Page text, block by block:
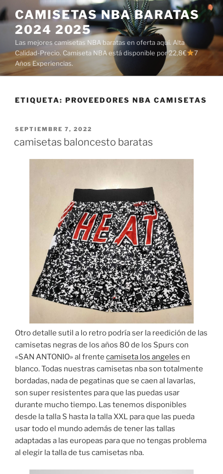
Saltar
al
contenido
CAMISETAS NBA BARATAS
2024 2025
Las mejores camisetas NBA baratas en oferta aquí. Alta
Calidad-Precio. Camiseta NBA está disponible por 22,8€
7
Años Experiencias.
ETIQUETA: PROVEEDORES NBA CAMISETAS
PUBLICADO
SEPTIEMBRE 7, 2022
camisetas baloncesto baratas
Otro detalle sutil a lo retro podría ser la reedición de las
camisetas negras de los años 80 de los Spurs con
«SAN ANTONIO» al frente camiseta los angeles en
blanco. Todas nuestras camisetas nba son totalmente
bordadas, nada de pegatinas que se caen al lavarlas,
son super resistentes para que las puedas usar
durante mucho tiempo. Las tenemos disponibles
desde la talla S hasta la talla XXL para que las pueda
usar todo el mundo además de tener las tallas
adaptadas a las europeas para que no tengas problema
al elegir la talla de tus camisetas nba.